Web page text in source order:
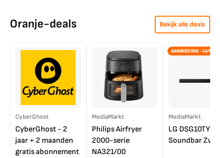
Oranje-deals Bekijk alle deals
CyberGhost
CyberGhost - 2
jaar + 2 maanden
gratis abonnement
MediaMarkt
Philips Airfryer
2000-serie
NA321/00
AANBIEDING -14%
MediaMarkt
LG DSG10TY
Soundbar